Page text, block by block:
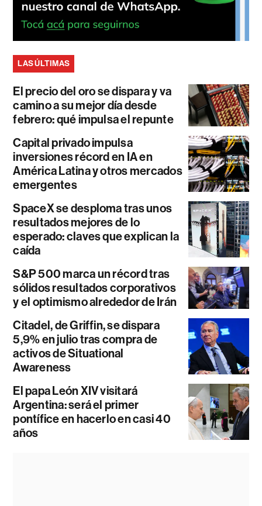
LAS ÚLTIMAS
El precio del oro se dispara y va
camino a su mejor día desde
febrero: qué impulsa el repunte
Capital privado impulsa
inversiones récord en IA en
América Latina y otros mercados
emergentes
SpaceX se desploma tras unos
resultados mejores de lo
esperado: claves que explican la
caída
S&P 500 marca un récord tras
sólidos resultados corporativos
y el optimismo alrededor de Irán
Citadel, de Griffin, se dispara
5,9% en julio tras compra de
activos de Situational
Awareness
El papa León XIV visitará
Argentina: será el primer
pontífice en hacerlo en casi 40
años